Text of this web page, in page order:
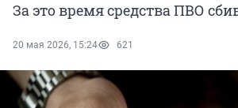
За это время средства ПВО
20 мая 2026, 15:24 621